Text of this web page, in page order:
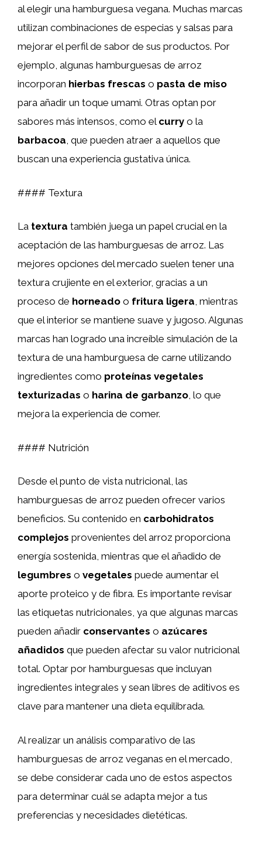
al elegir una hamburguesa vegana. Muchas marcas
utilizan combinaciones de especias y salsas para
mejorar el perfil de sabor de sus productos. Por
ejemplo, algunas hamburguesas de arroz
incorporan hierbas frescas o pasta de miso
para añadir un toque umami. Otras optan por
sabores más intensos, como el curry o la
barbacoa, que pueden atraer a aquellos que
buscan una experiencia gustativa única.
#### Textura
La textura también juega un papel crucial en la
aceptación de las hamburguesas de arroz. Las
mejores opciones del mercado suelen tener una
textura crujiente en el exterior, gracias a un
proceso de horneado o fritura ligera, mientras
que el interior se mantiene suave y jugoso. Algunas
marcas han logrado una increíble simulación de la
textura de una hamburguesa de carne utilizando
ingredientes como proteínas vegetales
texturizadas o harina de garbanzo, lo que
mejora la experiencia de comer.
#### Nutrición
Desde el punto de vista nutricional, las
hamburguesas de arroz pueden ofrecer varios
beneficios. Su contenido en carbohidratos
complejos provenientes del arroz proporciona
energía sostenida, mientras que el añadido de
legumbres o vegetales puede aumentar el
aporte proteico y de fibra. Es importante revisar
las etiquetas nutricionales, ya que algunas marcas
pueden añadir conservantes o azúcares
añadidos que pueden afectar su valor nutricional
total. Optar por hamburguesas que incluyan
ingredientes integrales y sean libres de aditivos es
clave para mantener una dieta equilibrada.
Al realizar un análisis comparativo de las
hamburguesas de arroz veganas en el mercado,
se debe considerar cada uno de estos aspectos
para determinar cuál se adapta mejor a tus
preferencias y necesidades dietéticas.